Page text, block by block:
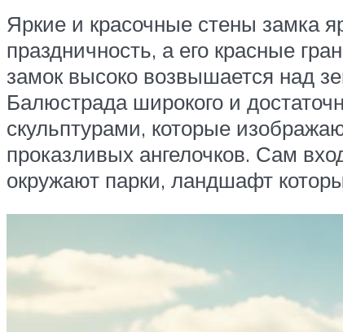
Яркие и красочные стены замка
праздничность, а его красные
замок высоко возвышается над
Балюстрада широкого и
скульптурами, которые
проказливых ангелочков. Сам
окружают парки, ландшафт